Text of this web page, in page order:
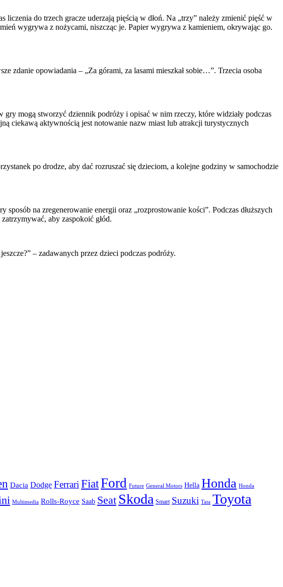
liczenia do trzech gracze uderzają pięścią w dłoń. Na „trzy” należy zmienić pięść w
wygrywa z nożycami, niszcząc je. Papier wygrywa z kamieniem, okrywając go.
zdanie opowiadania – „Za górami, za lasami mieszkał sobie…”. Trzecia osoba
mogą stworzyć dziennik podróży i opisać w nim rzeczy, które widziały podczas
ciekawą aktywnością jest notowanie nazw miast lub atrakcji turystycznych
po drodze, aby dać rozruszać się dzieciom, a kolejne godziny w samochodzie
na zregenerowanie energii oraz „rozprostowanie kości”. Podczas dłuższych
aby zaspokoić głód.
– zadawanych przez dzieci podczas podróży.
Dacia Dodge Ferrari FiatFord Future General Motors Hella Honda Honda
Multimedia Rolls-Royce Saab Seat Skoda Smart Suzuki Tata Toyota